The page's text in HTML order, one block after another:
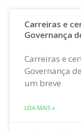
Carreiras e
Governança
Carreiras e
Governança
um breve
LEIA MAIS »